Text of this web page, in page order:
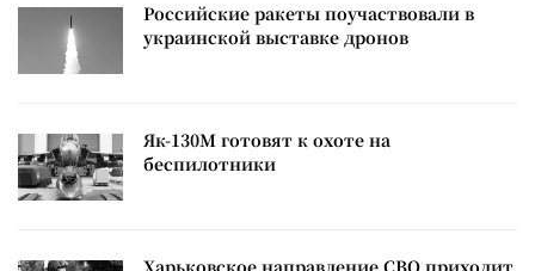
Российские ракеты поучаствовали в
украинской выставке дронов
Як-130М готовят к охоте на
беспилотники